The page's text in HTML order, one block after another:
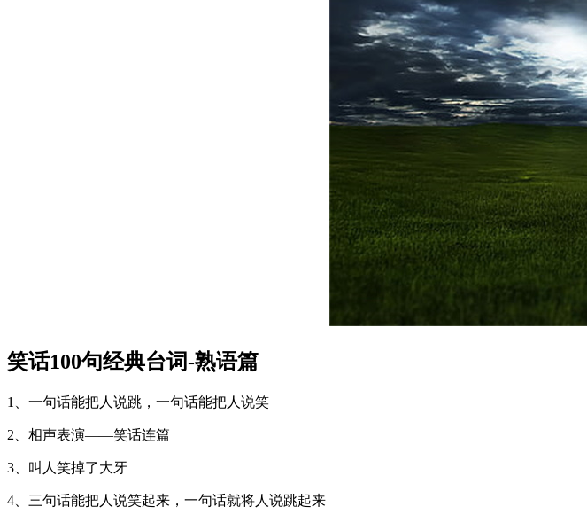
笑话100句经典台词-熟语篇
1、一句话能把人说跳，一句话能把人说笑
2、相声表演——笑话连篇
3、叫人笑掉了大牙
4、三句话能把人说笑起来，一句话就将人说跳起来